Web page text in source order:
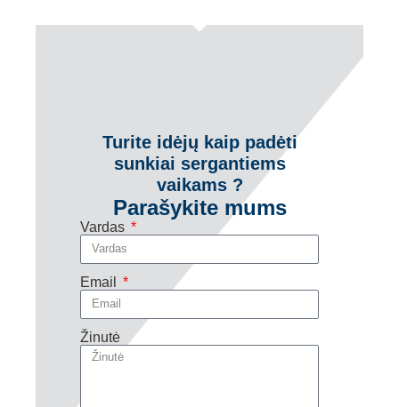
Turite idėjų kaip padėti
sunkiai sergantiems
vaikams ?
Parašykite mums
Vardas
Email
Žinutė